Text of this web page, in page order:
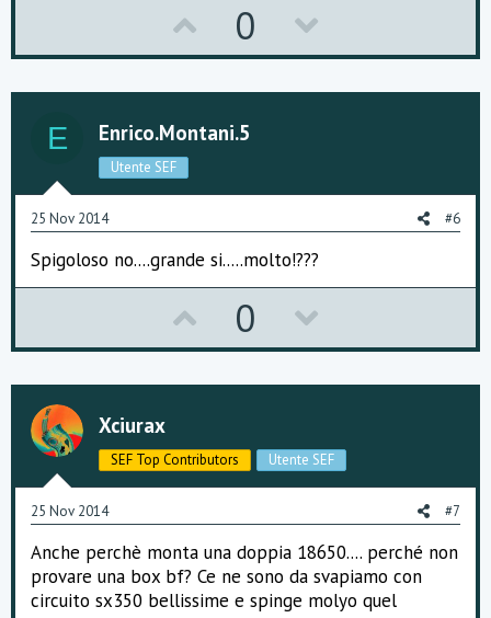
p
v
o
e
0
o
w
o
t
e
E Enrico.montani.5
Utente SEF
25 Nov 2014 #6
Spigoloso no....grande si.....molto!???
p
v
t
e
0
o
w
v
o
t
e
Xciurax
SEF Top Contributors Utente SEF
25 Nov 2014 #7
Anche perchè monta una doppia 18650.... perché non
provare una box bf? Ce ne sono da svapiamo con
circuito sx350 bellissime e spinge molyo quel